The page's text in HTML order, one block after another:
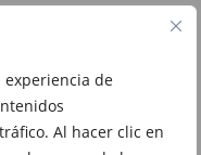
experiencia de
Al hacer clic en